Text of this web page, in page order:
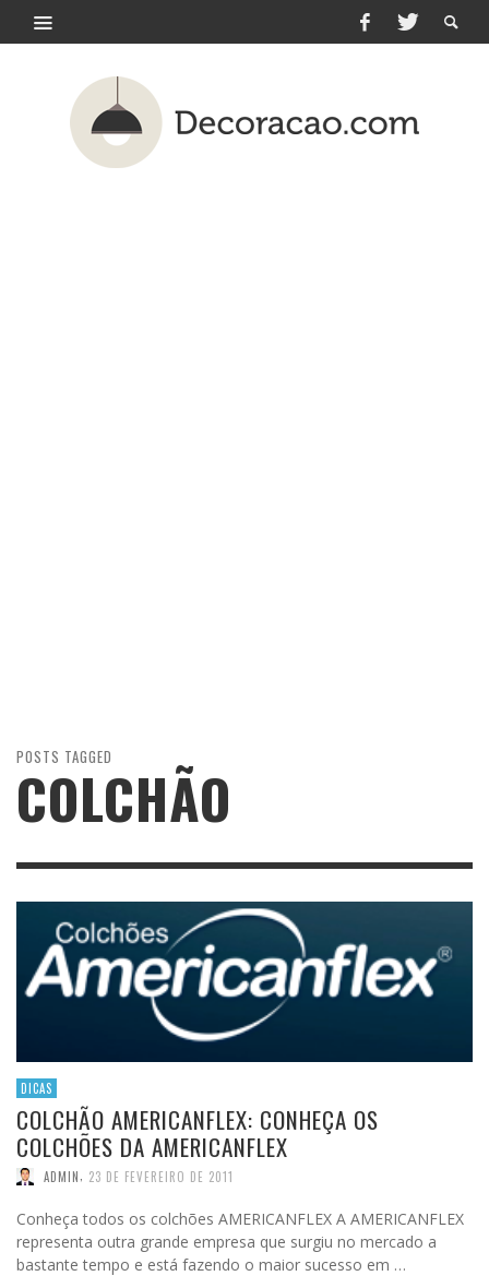
POSTS TAGGED
COLCHÃO
DICAS
COLCHÃO AMERICANFLEX: CONHEÇA OS
COLCHÕES DA AMERICANFLEX
ADMIN 23 DE FEVEREIRO DE 2011
Conheça todos os colchões AMERICANFLEX A AMERICANFLEX
representa outra grande empresa que surgiu no mercado a
bastante tempo e está fazendo o maior sucesso em …